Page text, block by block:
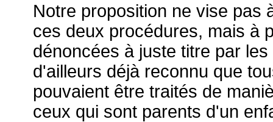
Notre proposition ne vise pas
ces deux procédures, mais à
dénoncées à juste titre par
d'ailleurs déjà reconnu que
pouvaient être traités de
ceux qui sont parents d'un